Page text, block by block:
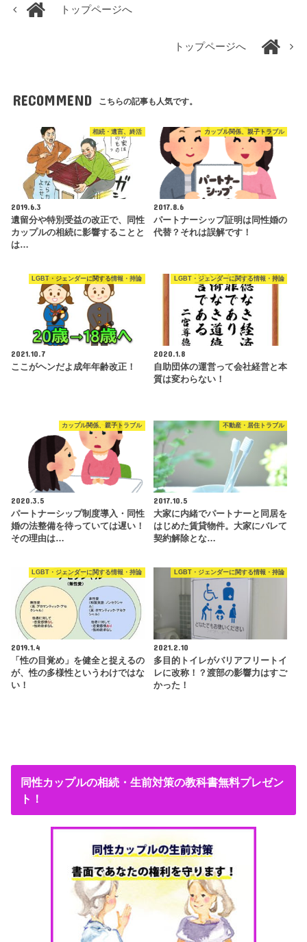
トップページへ
トップページへ
RECOMMEND こちらの記事も人気です。
相続・遺言、終活
2019.6.3
遺留分や特別受益の改正で、同性
カップルの相続に影響することと
は…
カップル関係、親子トラブル
2017.8.6
パートナーシップ証明は同性婚の
代替？それは誤解です！
LGBT・ジェンダーに関する情報・持論
2021.10.7
ここがヘンだよ成年年齢改正！
LGBT・ジェンダーに関する情報・持論
2020.1.8
自助団体の運営って会社経営と本
質は変わらない！
カップル関係、親子トラブル
2020.3.5
パートナーシップ制度導入・同性
婚の法整備を待っていては遅い！
その理由は…
不動産・居住トラブル
2017.10.5
大家に内緒でパートナーと同居を
はじめた賃貸物件。大家にバレて
契約解除とな…
LGBT・ジェンダーに関する情報・持論
2019.1.4
「性の目覚め」を健全と捉えるの
が、性の多様性というわけではな
い！
LGBT・ジェンダーに関する情報・持論
2021.2.10
多目的トイレがバリアフリートイ
レに改称！？渡部の影響力はすご
かった！
同性カップルの相続・生前対策の教科書無料プレゼン
ト！